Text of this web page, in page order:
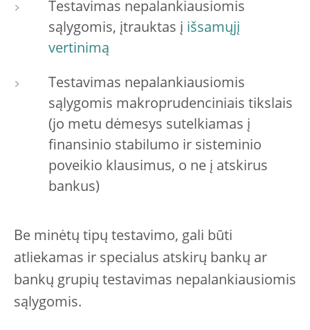
Testavimas nepalankiausiomis
sąlygomis, įtrauktas į išsamųjį
vertinimą
Testavimas nepalankiausiomis
sąlygomis makroprudenciniais tikslais
(jo metu dėmesys sutelkiamas į
finansinio stabilumo ir sisteminio
poveikio klausimus, o ne į atskirus
bankus)
Be minėtų tipų testavimo, gali būti
atliekamas ir specialus atskirų bankų ar
bankų grupių testavimas nepalankiausiomis
sąlygomis.